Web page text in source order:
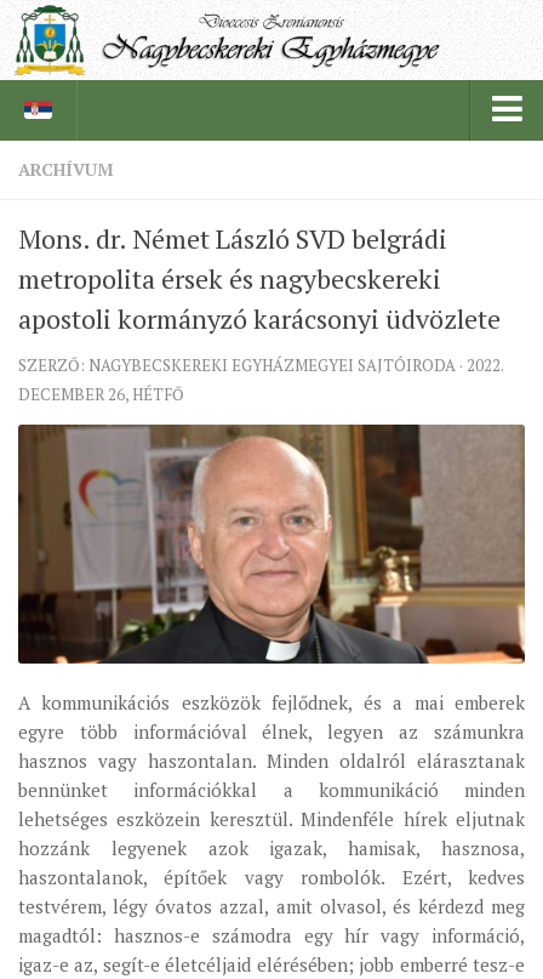
PÜSPÖK
TÖRTÉNELEM
EGYHÁZI INTÉZMÉNYEINK
EGYHÁZMEGYEI LEVÉLTÁR
SZERZETESRENDEK
IN MEMORIAM
ÉSZAKI ESPERESSÉG
KÖZPONTI ESPERESSÉG
DÉLI ESPERESSÉG
ARCHÍVUM
ARCHÍV ÉLETKÉPEK
SZINÓDUS
ORGANIGRAMMA
PÜSPÖKI DEKRÉTUM
ZSINATI IMA
ZSINAT MOTTÓJA, LOGÓJA
ARCHÍVUM
Mons. dr. Német László SVD belgrádi
metropolita érsek és nagybecskereki
apostoli kormányzó karácsonyi üdvözlete
SZERZŐ: NAGYBECSKEREKI EGYHÁZMEGYEI SAJTÓIRODA · 2022.
DECEMBER 26, HÉTFŐ
A kommunikációs eszközök fejlődnek, és a mai emberek
egyre több információval élnek, legyen az számunkra
hasznos vagy haszontalan. Minden oldalról elárasztanak
bennünket információkkal a kommunikáció minden
lehetséges eszközein keresztül. Mindenféle hírek eljutnak
hozzánk legyenek azok igazak, hamisak, hasznosa,
haszontalanok, építőek vagy rombolók. Ezért, kedves
testvérem, légy óvatos azzal, amit olvasol, és kérdezd meg
magadtól: hasznos-e számodra egy hír vagy információ,
igaz-e az, segít-e életcéljaid elérésében; jobb emberré tesz-e